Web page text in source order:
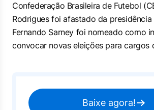
Confederação Brasileira de Futebol
Rodrigues foi afastado da
Fernando Sarney foi nomeado como
convocar novas eleições para cargos
Baixe agora!